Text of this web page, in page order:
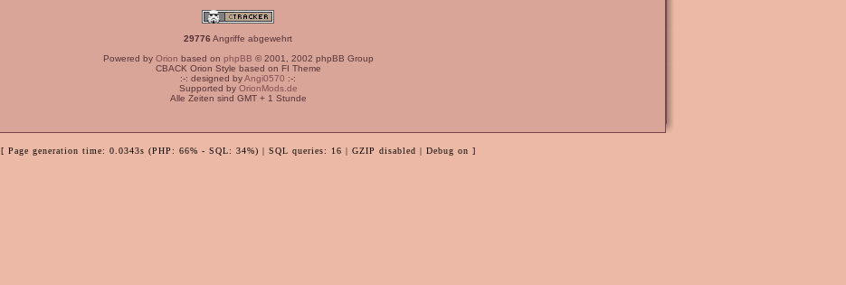
29776 Angriffe abgewehrt
Powered by Orion based on phpBB © 2001, 2002 phpBB Group
CBACK Orion Style based on FI Theme
:-: designed byAngi0570 :-:
Supported by OrionMods.de
Alle Zeiten sind GMT + 1 Stunde
[ Page generation time: 0.0343s (PHP: 66% - SQL: 34%) | SQL queries: 16 | GZIP disabled | Debug on ]